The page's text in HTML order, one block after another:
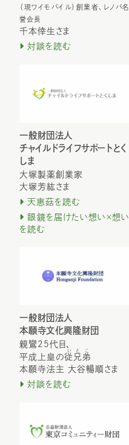
（現ワイモバイル）創業者、レノバ名
誉会長
千本倖生さま
対談を読む
一般財団法人
チャイルドライフサポートとく
しま
大塚製薬創業家
大塚芳紘さま
天恵菇を読む
眼鏡を届けたい想い×想い
を読む
一般財団法人
本願寺文化興隆財団
親鸞25代目、
平成上皇の従兄弟
いとこ
本願寺法主 大谷暢順さま
対談を読む